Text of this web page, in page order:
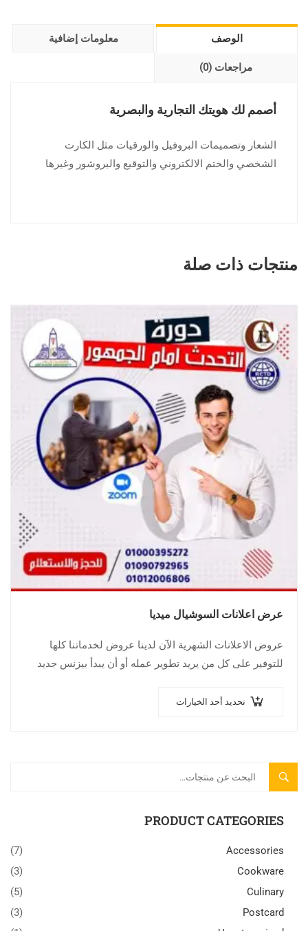
الوصف معلومات إضافية
مراجعات (0)
أصمم لك هويتك التجارية والبصرية
الشعار وتصميمات البروفيل والورقيات مثل الكارت
الشخصي والختم الالكتروني والتوقيع والبروشور وغيرها
منتجات ذات صلة
عرض اعلانات السوشيال ميديا
عروض الاعلانات الشهرية الآن لدينا عروض لخدماتنا كلها
للتوفير على كل من يريد تطوير عمله أو أن يبدأ بيزنس جديد
تحديد أحد الخيارات
بحث
PRODUCT CATEGORIES
Accessories
(7)
Cookware
(3)
Culinary
(5)
Postcard
(3)